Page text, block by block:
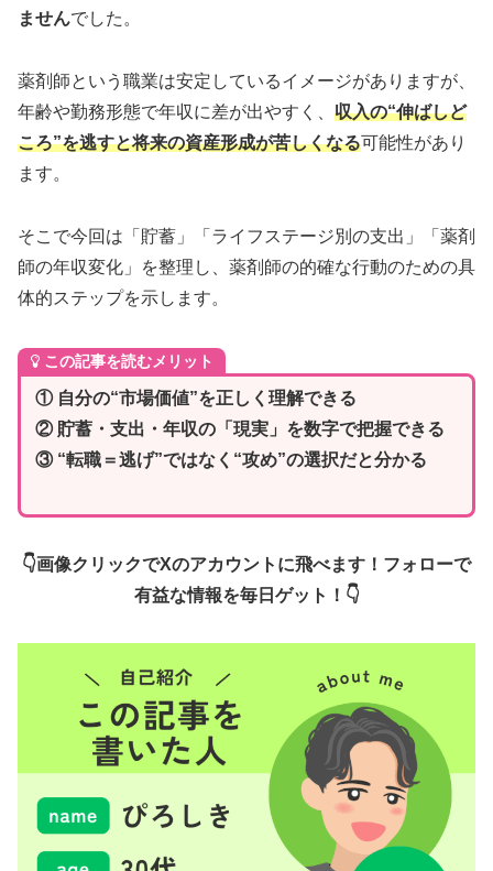
ませんでした。
薬剤師という職業は安定しているイメージがありますが、
年齢や勤務形態で年収に差が出やすく、 収入の“伸ばしど
ころ”を逃すと将来の資産形成が苦しくなる可能性があり
ます。
そこで今回は「貯蓄」「ライフステージ別の支出」「薬剤
師の年収変化」を整理し、薬剤師の的確な行動のための具
体的ステップを示します。
この記事を読むメリット
① 自分の“市場価値”を正しく理解できる
② 貯蓄・支出・年収の「現実」を数字で把握できる
③ “転職＝逃げ”ではなく“攻め”の選択だと分かる
👇画像クリックでXのアカウントに飛べます！フォローで
有益な情報を毎日ゲット！👇